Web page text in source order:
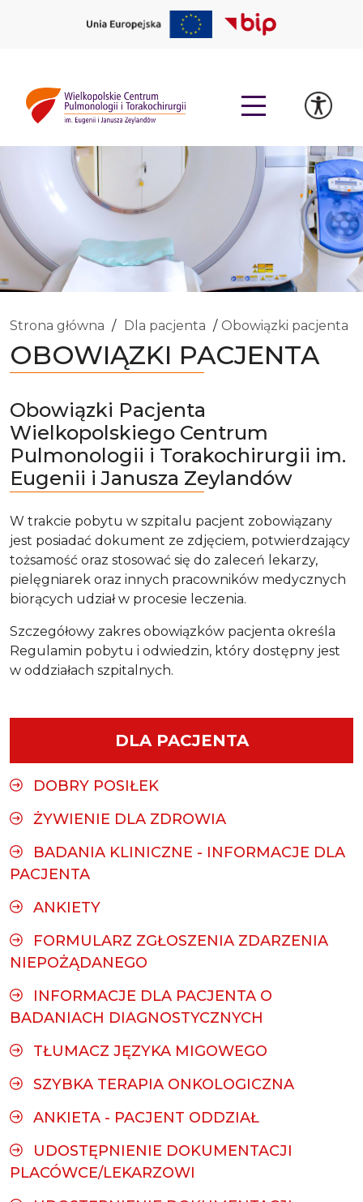
Strona główna Dla pacjenta Obowiązki pacjenta
OBOWIĄZKI PACJENTA
Obowiązki Pacjenta
Wielkopolskiego Centrum
Pulmonologii i Torakochirurgii im.
Eugenii i Janusza Zeylandów
W trakcie pobytu w szpitalu pacjent zobowiązany
jest posiadać dokument ze zdjęciem, potwierdzający
tożsamość oraz stosować się do zaleceń lekarzy,
pielęgniarek oraz innych pracowników medycznych
biorących udział w procesie leczenia.
Szczegółowy zakres obowiązków pacjenta określa
Regulamin pobytu i odwiedzin, który dostępny jest
w oddziałach szpitalnych.
DLA PACJENTA
DOBRY POSIŁEK
ŻYWIENIE DLA ZDROWIA
BADANIA KLINICZNE - INFORMACJE DLA
PACJENTA
ANKIETY
FORMULARZ ZGŁOSZENIA ZDARZENIA
NIEPOŻĄDANEGO
INFORMACJE DLA PACJENTA O
BADANIACH DIAGNOSTYCZNYCH
TŁUMACZ JĘZYKA MIGOWEGO
SZYBKA TERAPIA ONKOLOGICZNA
ANKIETA - PACJENT ODDZIAŁ
UDOSTĘPNIENIE DOKUMENTACJI
PLACÓWCE/LEKARZOWI